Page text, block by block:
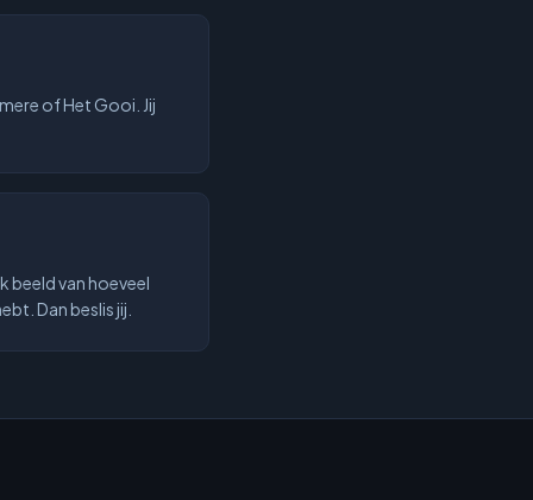
of Het Gooi. Jij
beeld van hoeveel
Dan beslis jij.